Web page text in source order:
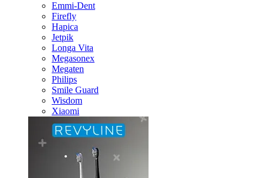
Emmi-Dent
Firefly
Hapica
Jetpik
Longa Vita
Megasonex
Megaten
Philips
Smile Guard
Wisdom
Xiaomi